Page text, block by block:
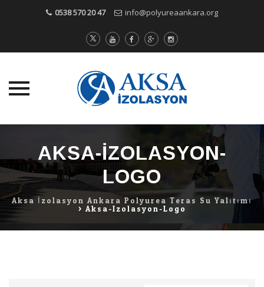
0538 570 20 47 info@polyureaankara.org
content
AKSA-IZOLASYON-
LOGO
Aksa İzolasyon Ankara Polyurea Teras Su Yalıtımı
> Aksa-Izolasyon-Logo